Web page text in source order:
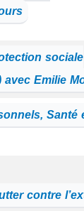
sociale
avec Emilie
Santé
contre